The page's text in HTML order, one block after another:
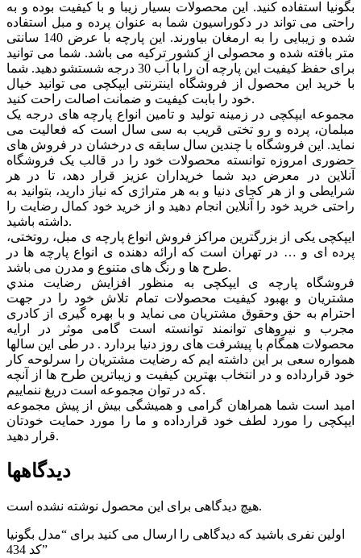
بگونیا استفاده کنید. این محصولات بسیار زیبا و با کیفیت بوده و به
راحتی می تواند در دکوراسیون شما به عنوان پرده و مبل استفاده
شده و زیبایی را به ارمغان بیاورند. این پارچه با عرض 140 سانتی
متر بافته شده و محصولی از کشور ترکیه می باشد. شما می توانید
برای حفظ کیفیت این پارچه آن را با آب 30 درجه شستشو دهید. شما
با خرید این محصول از فروشگاه اینترنتی ایپکچی می توانید خیال
خود را بابت کیفیت و ضمانت اصالت راحت کنید.
مجموعه ایپکچی در زمینه تولید و تامین انواع پارچه های درجه یک
مبلمان، پرده و رو تختی قریب به سی سال است که فعالیت می
نماید. این فروشگاه با چندین سال سابقه ی درخشان در فروش های
حضوری امروزه توانسته محصولات خود را در قالب یک فروشگاه
آنلاین در معرض دید شما خریداران عزیز قرار دهد، تا در هر
شرایطی و از هر کجای دنیا و به هر متراژی که نیاز دارید، بتوانید به
راحتی خرید خود را آنلاین انجام دهید و از خرید خود کمال رضایت را
داشته باشید.
ایپکچی یکی از بزرگترین مراکز فروش انواع پارچه ی مبل، روتختی،
پرده ای و … در تهران است که ارائه دهنده ی انواع پارچه ها در
طرح ها و رنگ های متنوع و مدرن می باشد.
فروشگاه پارچه ی ایپکچی به منظور افزايش رضايت مندي
مشتريان و بهبود کيفيت محصولات تمام تلاش خود را در جهت
احترام به حق وحقوق مشتريان می نماید و با بهره گیری از کادری
مجرب و نیروهای توانمند توانسته است گامی موثر در ارايه
محصولات همگام با پیشرفت های روز دنیا بردارد . در طی این سالها
همواره سعی بر این داشته ایم که رضایت مشتریان را سرلوحه کار
خود قرارداده و در انتخاب بهترین کیفیت و زیباترین طرح ها از آنچه
که در توان مجموعه است دریغ ننماییم.
امید است شما همراهان گرامی و همیشگی بیش از پیش مجموعه
ایپکچی را مورد لطف خود قرارداده و ما را مورد حمایت خودتان
قرار دهید.
دیدگاهها
هیچ دیدگاهی برای این محصول نوشته نشده است.
اولین نفری باشید که دیدگاهی را ارسال می کنید برای “مدل بگونیا
کد 434”